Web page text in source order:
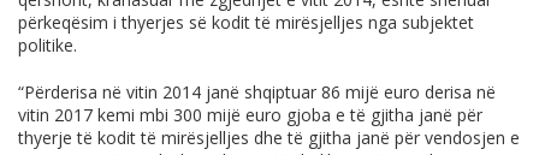
përkeqësim i thyerjes së kodit të mirësjelljes nga subjektet
politike.
“Përderisa në vitin 2014 janë shqiptuar 86 mijë euro derisa në
vitin 2017 kemi mbi 300 mijë euro gjoba e të gjitha janë për
thyerje të kodit të mirësjelljes dhe të gjitha janë për vendosjen e